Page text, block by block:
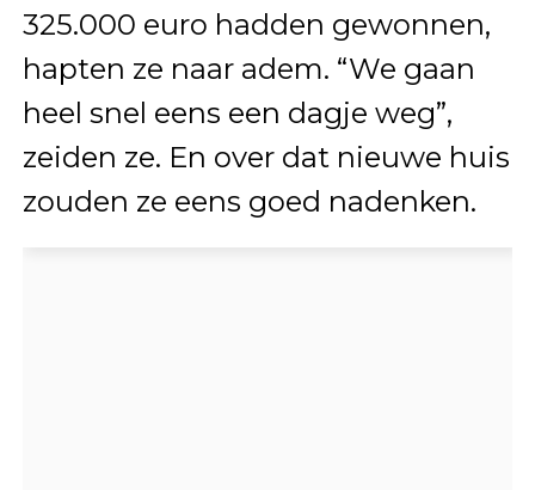
325.000 euro hadden gewonnen,
hapten ze naar adem. “We gaan
heel snel eens een dagje weg”,
zeiden ze. En over dat nieuwe huis
zouden ze eens goed nadenken.